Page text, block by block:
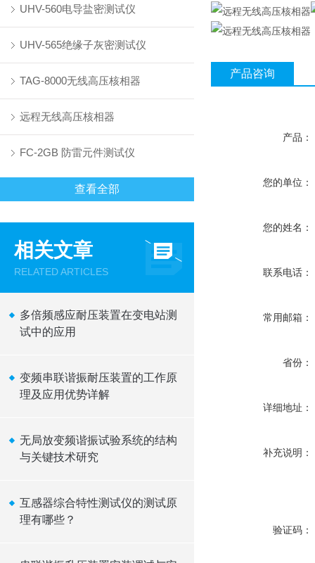
UHV-560电导盐密测试仪
UHV-565绝缘子灰密测试仪
TAG-8000无线高压核相器
远程无线高压核相器
FC-2GB 防雷元件测试仪
查看全部
相关文章
RELATED ARTICLES
多倍频感应耐压装置在变电站测
试中的应用
变频串联谐振耐压装置的工作原
理及应用优势详解
无局放变频谐振试验系统的结构
与关键技术研究
互感器综合特性测试仪的测试原
理有哪些？
产品咨询
产品：
您的单位：
您的姓名：
联系电话：
常用邮箱：
省份：
详细地址：
补充说明：
验证码：